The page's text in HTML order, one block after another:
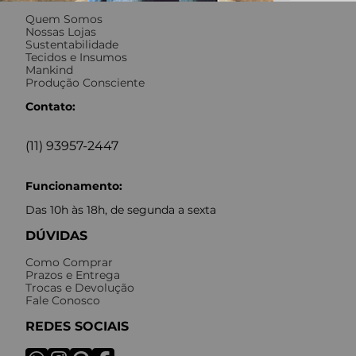
Quem Somos
Nossas Lojas
Sustentabilidade
Tecidos e Insumos
Mankind
Produção Consciente
Contato:
(11) 93957-2447
Funcionamento:
Das 10h às 18h, de segunda a sexta
DÚVIDAS
Como Comprar
Prazos e Entrega
Trocas e Devolução
Fale Conosco
REDES SOCIAIS